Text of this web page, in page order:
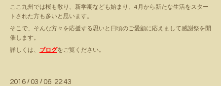
ここ九州では桜も散り、新学期なども始まり、4月から新たな生活をスター
トされた方も多いと思います。
そこで、そんな方々を応援する思いと日頃のご愛顧に応えまして感謝祭を開
催します。
詳しくは、 ブログをご覧ください。
2016 / 03 / 06 22:43